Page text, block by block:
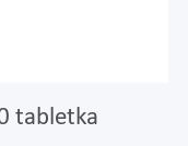
tabletka